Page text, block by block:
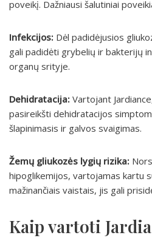
poveikį. Dažniausi šalutiniai
Infekcijos: Dėl padidėjusios
gali padidėti grybelių ir bakterijų
organų srityje.
Dehidratacija: Vartojant
pasireikšti dehidratacijos
šlapinimasis ir galvos svaigimas.
Žemų gliukozės lygių rizika:
hipoglikemijos, vartojamas kartu
mažinančiais vaistais, jis gali
Kaip vartoti